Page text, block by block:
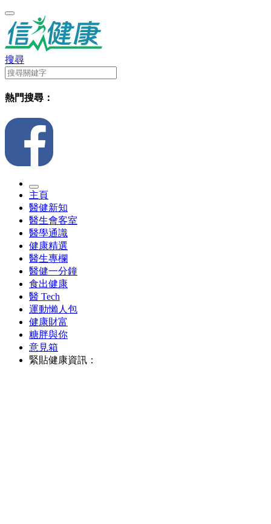
搜尋
熱門搜尋：
主頁
醫健新知
醫生會客室
醫學通識
健康精選
醫生專欄
醫健一分鐘
食出健康
醫 Tech
運動懶人包
健康財富
糖胖與你
意見箱
緊貼健康資訊：